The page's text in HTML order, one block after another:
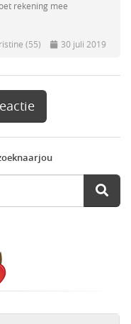
rekening mee
(55) 30 juli 2019